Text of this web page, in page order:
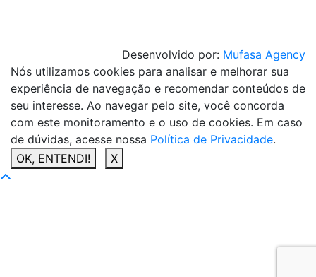
Desenvolvido por: Mufasa Agency
Nós utilizamos cookies para analisar e melhorar sua
experiência de navegação e recomendar conteúdos de
seu interesse. Ao navegar pelo site, você concorda
com este monitoramento e o uso de cookies. Em caso
de dúvidas, acesse nossa Política de Privacidade.
OK, ENTENDI!
X